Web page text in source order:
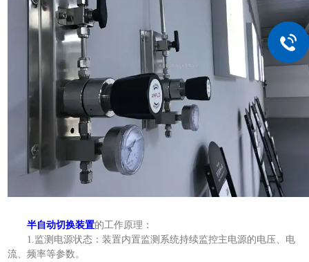
半自动切换装置的工作原理：
1.监测电源状态：装置内置监测系统持续监控主电源的电压、电
流、频率等参数。